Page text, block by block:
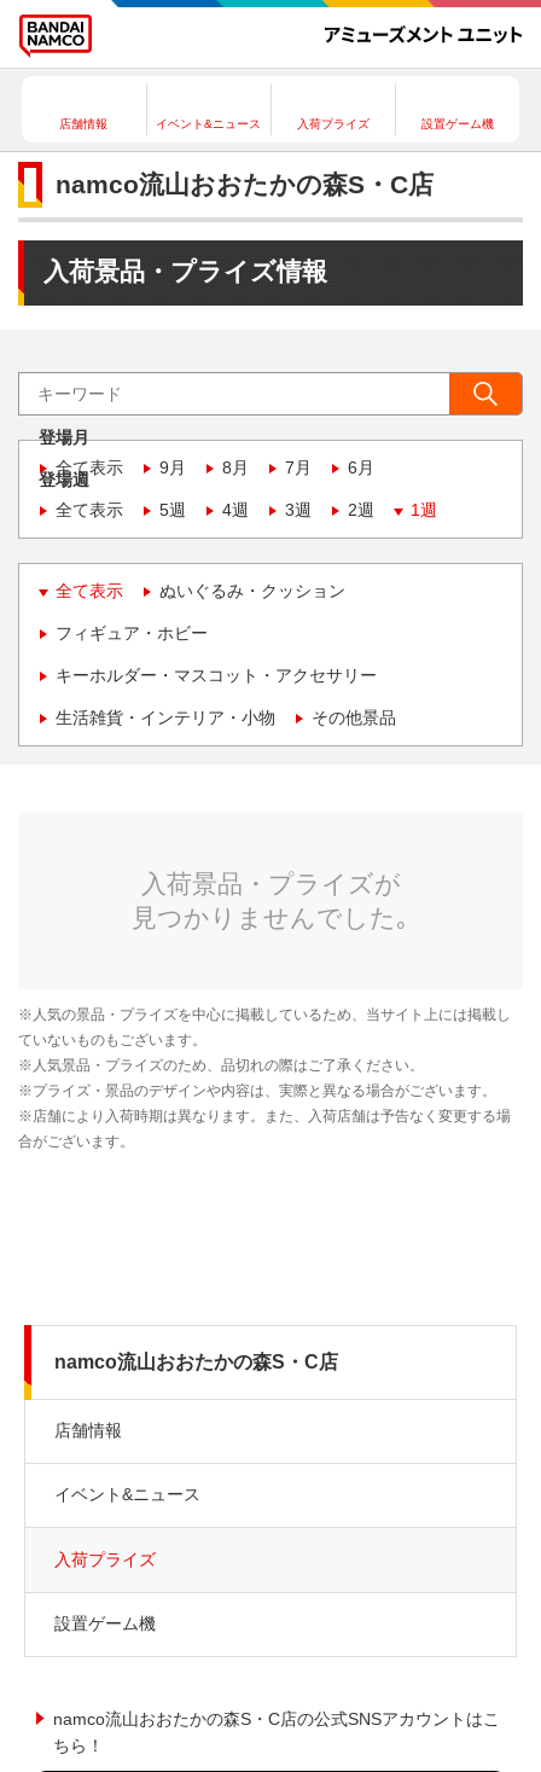
店舗情報 イベント&ニュース 入荷プライズ 設置ゲーム機
namco流山おおたかの森S・C店
入荷景品・プライズ情報
登場月
全て表示
9月 8月 7月 6月
登場週
全て表示
5週 4週 3週 2週 1週
全て表示 ぬいぐるみ・クッション
フィギュア・ホビー
キーホルダー・マスコット・アクセサリー
生活雑貨・インテリア・小物 その他景品
namco流山おおたかの森S・C店
店舗情報
イベント&ニュース
入荷プライズ
設置ゲーム機
namco流山おおたかの森S・C店の公式SNSアカウントはこ
ちら！